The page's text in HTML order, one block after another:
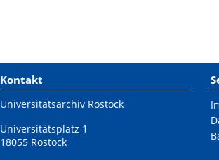
Kontakt
Universitätsarchiv Rostock
Universitätsplatz 1
18055 Rostock